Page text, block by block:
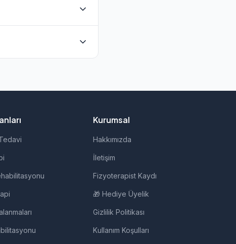
Kurumsal
Hakkımızda
İletişim
Fizyoterapist Kaydı
🎁 Hediye Üyelik
Gizlilik Politikası
Kullanım Koşulları